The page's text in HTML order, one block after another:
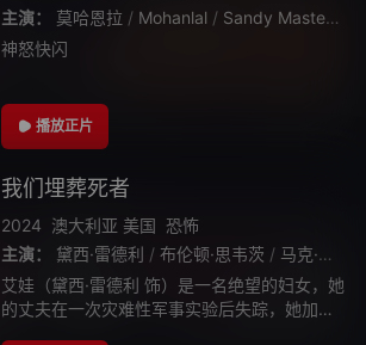
主演：
莫哈恩拉 / Mohanlal / Sandy Master /
神怒快闪
播放正片
我们埋葬死者
2024 澳大利亚 美国 恐怖
主演：
黛西·雷德利 / 布伦顿·思韦茨 / 马克·科尔斯·史密斯
艾娃（黛西·雷德利 饰）是一名绝望的妇女，她
的丈夫在一次灾难性军事实验后失踪，她加入